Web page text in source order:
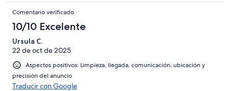
Comentario verificado
10/10 Excelente
Ursula C.
22 de oct de 2025
Aspectos positivos: Limpieza, llegada, comunicación, ubicación y
precisión del anuncio
Traducir con Google